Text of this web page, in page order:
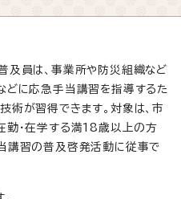
及員は、事業所や防災組織など
どに応急手当講習を指導するた
術が習得できます。対象は、市
勤・在学する満18歳以上の方
講習の普及啓発活動に従事で